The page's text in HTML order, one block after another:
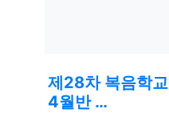
제28차 복음학
4월반 …